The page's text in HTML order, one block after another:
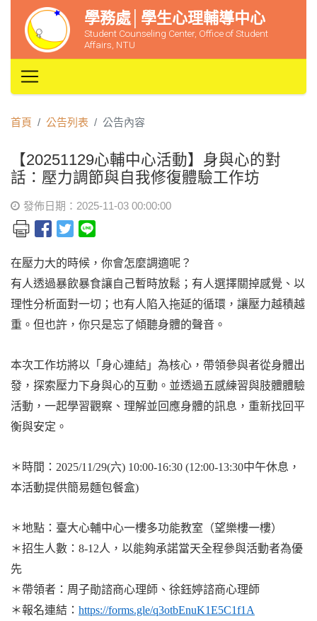
學務處│學生心理輔導中心
Student Counseling Center, Office of Student
Affairs, NTU
首頁 公告列表 公告內容
【20251129心輔中心活動】身與心的對
話：壓力調節與自我修復體驗工作坊
發佈日期：2025-11-03 00:00:00
在壓力大的時候，你會怎麼調適呢？
有人透過暴飲暴食讓自己暫時放鬆；有人選擇關掉感覺、以
理性分析面對一切；也有人陷入拖延的循環，讓壓力越積越
重。但也許，你只是忘了傾聽身體的聲音。
本次工作坊將以「身心連結」為核心，帶領參與者從身體出
發，探索壓力下身與心的互動。並透過五感練習與肢體體驗
活動，一起學習觀察、理解並回應身體的訊息，重新找回平
衡與安定。
＊時間： 2025/11/29(六) 10:00-16:30 (12:00-13:30中午休息，
本活動提供簡易麵包餐盒)
＊地點：臺大心輔中心一樓多功能教室（望樂樓一樓）
＊招生人數： 8-12人，以能夠承諾當天全程參與活動者為優
先
＊帶領者：周子勛諮商心理師、徐鈺婷諮商心理師
＊報名連結： https://forms.gle/q3otbEnuK1E5C1f1A